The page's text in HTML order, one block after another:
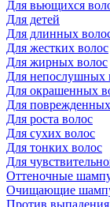
Для вьющихся
Для детей
Для длинных
Для жестких волос
Для жирных волос
Для непослушных
Для окрашенных
Для
Для роста волос
Для сухих волос
Для тонких волос
Для
Оттеночные
Очищающие
Против выпадения